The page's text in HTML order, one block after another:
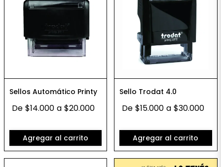
Sellos Automático Printy
De $14.000 a $20.000
Agregar al carrito
Sello Trodat 4.0
De $15.000 a $30.000
Agregar al carrito